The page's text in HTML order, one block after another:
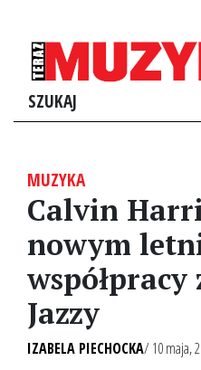
SZUKAJ
MUZYKA
Calvin
nowym
współpracy
Jazzy
IZABELA PIECHOCKA/ 10 maja,